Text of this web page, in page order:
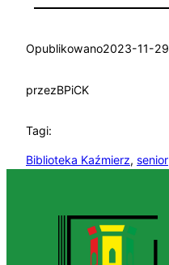
Opublikowano2023-11-29
przezBPiCK
Tagi:
Biblioteka Kaźmierz, senior